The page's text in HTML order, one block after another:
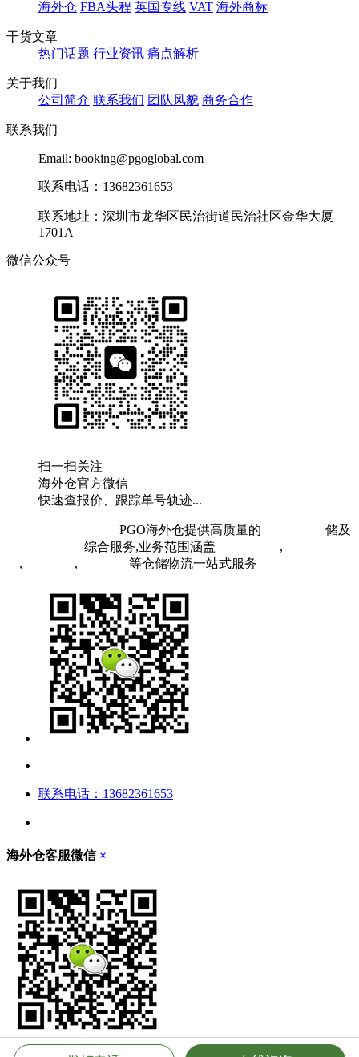
海外仓 FBA头程 英国专线 VAT 海外商标
干货文章
热门话题 行业资讯 痛点解析
关于我们
公司简介 联系我们 团队风貌 商务合作
联系我们
Email: booking@pgoglobal.com
联系电话：13682361653
联系地址：深圳市龙华区民治街道民治社区金华大厦
1701A
微信公众号
扫一扫关注
海外仓官方微信
快速查报价、跟踪单号轨迹...
PGO海外仓提供高质量的
储及
综合服务,业务范围涵盖 ,
, , 等仓储物流一站式服务
联系电话：13682361653
海外仓客服微信 ×